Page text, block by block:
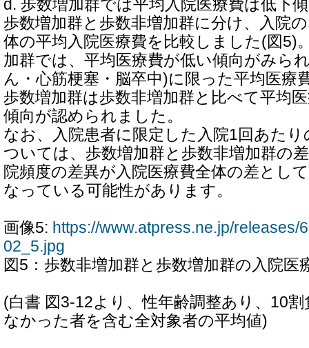
d. 歩数増加群では平均入院医療費は低下
歩数増加群と歩数非増加群に分け、入院
体の平均入院医療費を比較しました(図5)
加群では、平均医療費が低い傾向がみら
ん・心筋梗塞・脳卒中)に限った平均医療
歩数増加群は歩数非増加群と比べて平均
傾向が認められました。
なお、入院患者に限定した入院1回あた
ついては、歩数増加群と歩数非増加群の
院頻度の差異が入院医療費全体の差とし
なっている可能性があります。
画像5: https://www.atpress.ne.jp/releases/
02_5.jpg
図5：歩数非増加群と歩数増加群の入院医
(白書 図3-12より、性年齢調整あり、10
なかった者を含む全対象者の平均値)